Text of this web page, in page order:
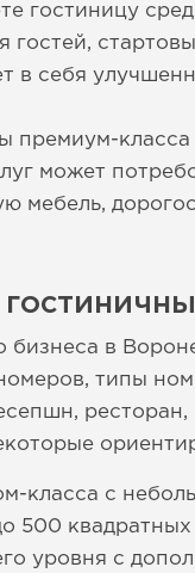
гостиницу
в себя
премиум-
может
мебель,
бизнеса в
типы
класса с
500 квадратных
уровня с